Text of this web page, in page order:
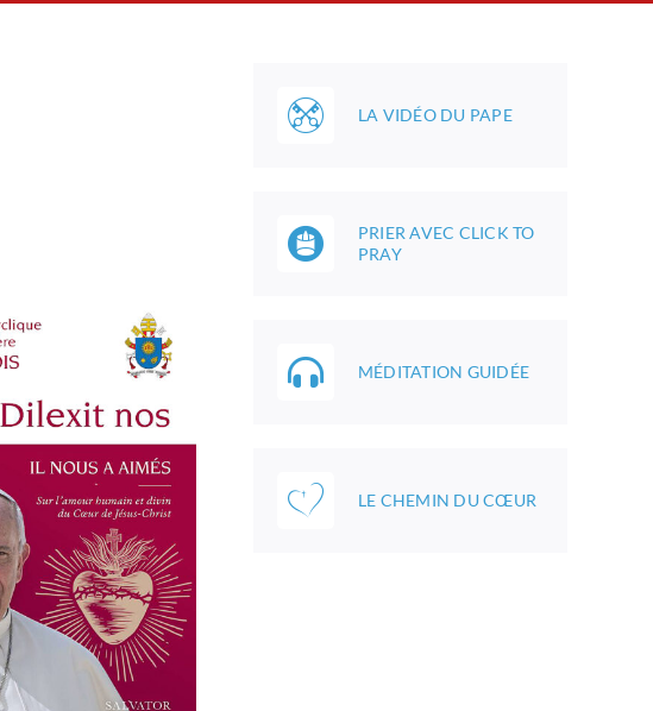
LA VIDÉO DU PAPE
PRIER AVEC CLICK TO
PRAY
MÉDITATION GUIDÉE
LE CHEMIN DU CŒUR